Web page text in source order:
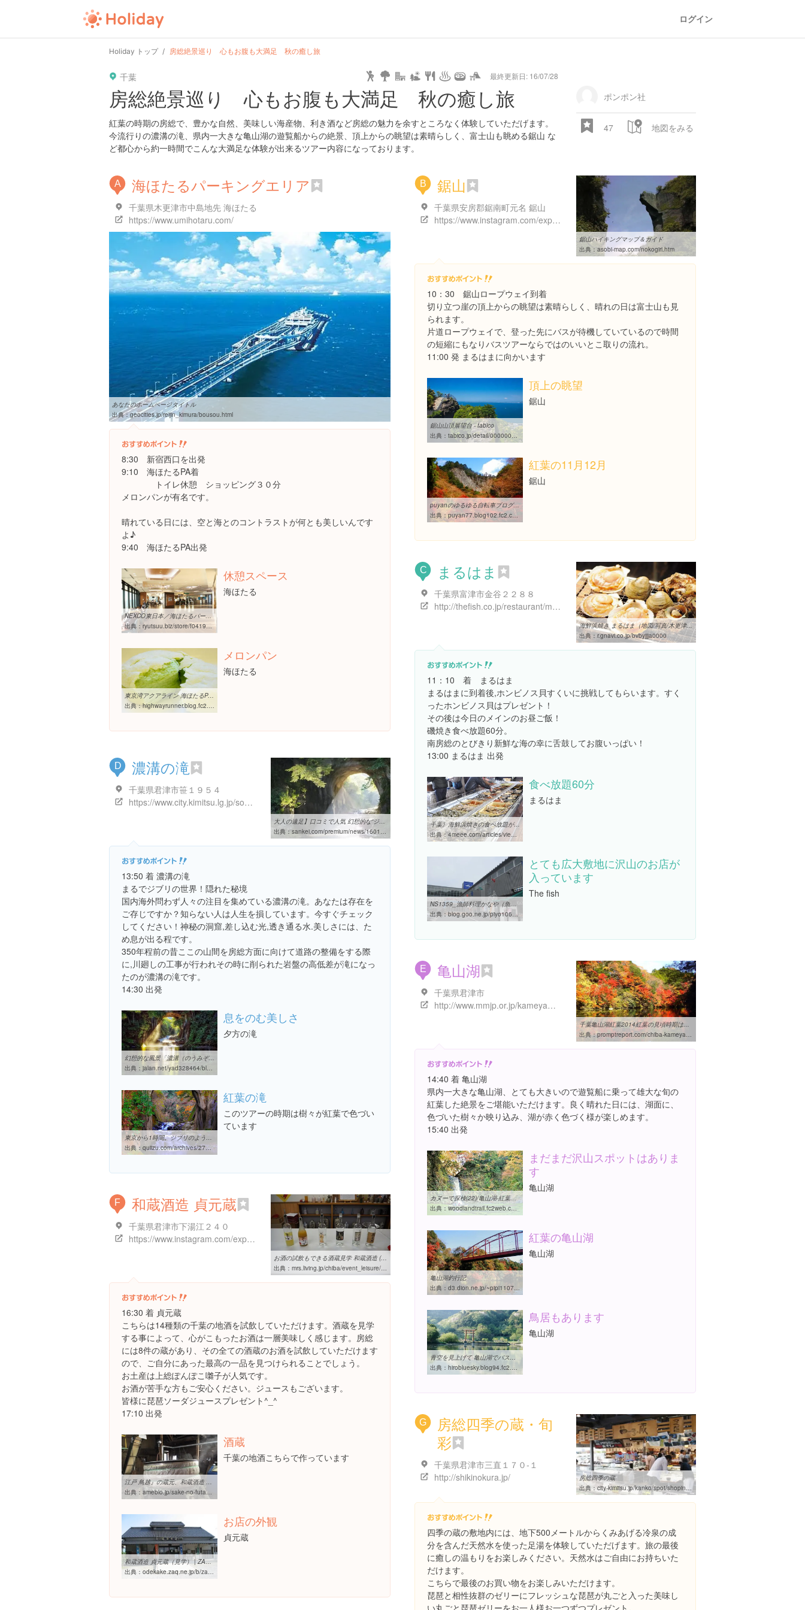
ログイン
Holiday トップ 房総絶景巡り 心もお腹も大満足 秋の癒し旅
千葉 最終更新日: 16/07/28
28.522 px
user
kanagawa
time url guide hot type camera home
房総絶景巡り 心もお腹も大満足 秋の癒し旅
紅葉の時期の房総で、豊かな自然、美味しい海産物、利き酒など房総の魅力を余すところなく体験していただげます。
今流行りの濃溝の滝、県内一大きな亀山湖の遊覧船からの絶景、頂上からの眺望は素晴らしく、富士山も眺める鋸山 な
ど都心から約一時間でこんな大満足な体験が出来るツアー内容になっております。
ポンポン社
47 地図をみる
A 海ほたるパーキングエリア
千葉県木更津市中島地先 海ほたる
https://www.umihotaru.com/
あなたのホームページタイトル
出典：geocities.jp/reijin_kimura/bousou.html
8:30 新宿西口を出発
9:10 海ほたるPA着
トイレ休憩 ショッピング３０分
メロンパンが有名です。
晴れている日には、空と海とのコントラストが何とも美しいんです
よ♪
9:40 海ほたるPA出発
NEXCO東日本／海ほたるパーキングエリアをリニューアル | 流通ニュース
出典： ryutsuu.biz/store/f041908.html
休憩スペース
海ほたる
東京湾アクアライン 海ほたるPA(上下線集約) - 【SA・PA グルメ温泉の旅】
出典： highwayrunner.blog.fc2.com/blog-entry-217.html
メロンパン
海ほたる
B 鋸山
千葉県安房郡鋸南町元名 鋸山
https://www.instagram.com/explore/locations/643590601
鋸山ハイキングマップ＆ガイド
出典： asobi-map.com/nokogiri.htm
10：30 鋸山ロープウェイ到着
切り立つ崖の頂上からの眺望は素晴らしく、晴れの日は富士山も見
られます。
片道ロープウェイで、登った先にバスが待機していているので時間
の短縮にもなりバスツアーならではのいいとこ取りの流れ。
11:00 発 まるはまに向かいます
鋸山山頂展望台 - tabico
出典： tabico.jp/detail/00000000000002699915
頂上の眺望
鋸山
puyanのゆるゆる自転車ブログ 初TTバイクと奥多摩紅葉サイクリング
出典：puyan77.blog102.fc2.com/blog-entry-657.html
紅葉の11月12月
鋸山
C まるはま
千葉県富津市金谷２２８８
http://thefish.co.jp/restaurant/maruhama/
海鮮浜焼き まるはま（地図/写真/木更津/海鮮（海鮮料理）） - ぐるなび
出典： r.gnavi.co.jp/bvbyjjja0000
11：10 着 まるはま
まるはまに到着後,ホンビノス貝すくいに挑戦してもらいます。すく
ったホンビノス貝はプレゼント！
その後は今日のメインのお昼ご飯！
磯焼き食べ放題60分。
南房総のとびきり新鮮な海の幸に舌鼓してお腹いっぱい！
13:00 まるはま 出発
千葉》海鮮浜焼きの食べ放題が楽しめるおすすめ店4選 | 4meee ...
出典： 4meee.com/articles/view/920659
食べ放題60分
まるはま
NS1359_漁師料理かなや（魚介料理／富津金谷） - 缶詰だけど、それが何か？
出典： blog.goo.ne.jp/piyo1064/e/61d5849bb474307ee358352c4e3b50ab
とても広大敷地に沢山のお店が
入っています
The fish
D 濃溝の滝
千葉県君津市笹１９５４
https://www.city.kimitsu.lg.jp/soshiki/27/2123.html
大人の遠足】口コミで人気 幻想的な“ジブリの世界”がそこに… 千葉 ...
出典：sankei.com/premium/news/160130/prm1601300009-n1.html
13:50 着 濃溝の滝
まるでジブリの世界！隠れた秘境
国内海外問わず人々の注目を集めている濃溝の滝。あなたは存在を
ご存じですか？知らない人は人生を損しています。今すぐチェック
してください！神秘の洞窟,差し込む光,透き通る水.美しさには、た
め息が出る程です。
350年程前の昔ここの山間を房総方面に向けて道路の整備をする際
に,川廻しの工事が行われその時に削られた岩盤の高低差が滝になっ
たのが濃溝の滝です。
14:30 出発
幻想的な風景「濃溝（のうみぞ）の滝」/休暇村 館山のブログ - 宿泊 ...
出典： jalan.net/yad328464/blog/entry0003917225.html
息をのむ美しさ
夕方の滝
出典： quiizu.com/archives/27015
紅葉の滝
このツアーの時期は樹々が紅葉で色づい
ています
E 亀山湖
千葉県君津市
http://www.mmjp.or.jp/kameyama-no-sato/
千葉亀山湖紅葉2014紅葉の見頃時期は？クルーズやハイキングコースは ...
出典：promptreport.com/chiba-kameyama
14:40 着 亀山湖
県内一大きな亀山湖、とても大きいので遊覧船に乗って雄大な旬の
紅葉した絶景をご堪能いただけます。良く晴れた日には、湖面に、
色づいた樹々か映り込み、湖が赤く色づく様が楽しめます。
15:40 出発
カヌーで探検(22)/亀山湖-紅葉の滝と洞窟-/WOODLAND-TRAIL
出典： woodlandtrail.fc2web.com/canoe/canoe101204.htm
まだまだ沢山スポットはありま
す
亀山湖
亀山湖釣行記
出典： d3.dion.ne.jp/~pipi1107/newpage56.htm
紅葉の亀山湖
亀山湖
青空を見上げて 亀山湖でバス釣り
出典： hirobluesky.blog94.fc2.com/blog-entry-153.html
鳥居もあります
亀山湖
F 和蔵酒造 貞元蔵
千葉県君津市下湯江２４０
https://www.instagram.com/explore/locations/696479850425776
お酒の試飲もできる酒蔵見学 和蔵酒造 (株)酒菜館・貞元蔵 | リビング ...
出典： mrs.living.jp/chiba/event_leisure/reporter/2190792
16:30 着 貞元蔵
こちらは14種類の千葉の地酒を試飲していただけます。酒蔵を見学
する事によって、心がこもったお酒は一層美味しく感じます。房総
には8件の蔵があり、その全ての酒蔵のお酒を試飲していただけます
ので、ご自分にあった最高の一品を見つけられることでしょう。
お土産は上総ぽんぽこ囃子が人気です。
お酒が苦手な方もご安心ください。ジュースもございます。
皆様に琵琶ソーダジュースプレゼント^_^
17:10 出発
江戸 鳥越』の蔵元、和蔵酒造 貞元蔵(焼酎蔵)に行きました！！｜酒屋 ...
出典： ameblo.jp/sake-no-futaba/entry-12085724471.html
酒蔵
千葉の地酒こちらで作っています
和蔵酒造 貞元蔵（見学） | ZAQおでかけガイド
出典： odekake.zaq.ne.jp/b/zaq/info/sh981757/?poi=spot
お店の外観
貞元蔵
G
房総四季の蔵・旬
彩
千葉県君津市三直１７０-１
http://shikinokura.jp/
房総四季の蔵
出典：city-kimitsu.jp/kanko/spot/shoping/boso-sikinokura.html
四季の蔵の敷地内には、地下500メートルからくみあげる冷泉の成
分を含んだ天然水を使った足湯を体験していただげます。旅の最後
に癒しの温もりをお楽しみください。天然水はご自由にお持ちいた
だけます。
こちらで最後のお買い物をお楽しみいただけます。
琵琶と相性抜群のゼリーにフレッシュな琵琶が丸ごと入った美味し
い丸ごと琵琶ゼリーをお一人様お一つずつプレゼント。